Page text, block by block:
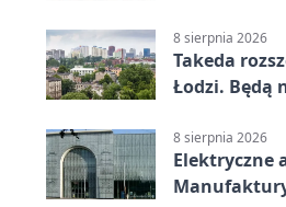
8 sierpnia 2026
Takeda
Łodzi. Będą
8 sierpnia 2026
Elektryczne